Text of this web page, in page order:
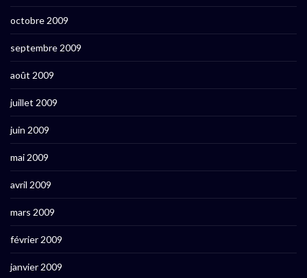
octobre 2009
septembre 2009
août 2009
juillet 2009
juin 2009
mai 2009
avril 2009
mars 2009
février 2009
janvier 2009